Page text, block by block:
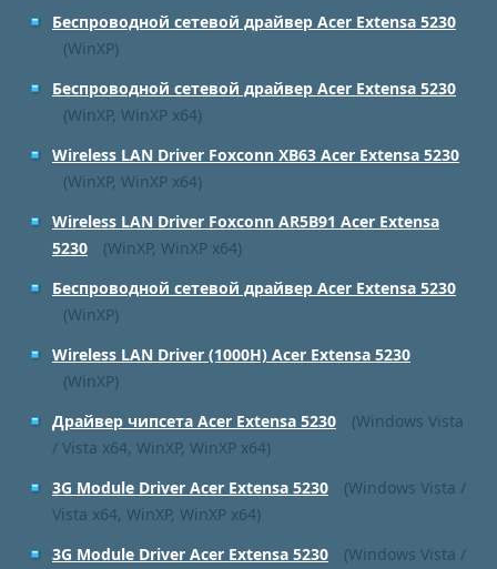
Беспроводной сетевой драйвер Acer Extensa 5230
(WinXP)
Беспроводной сетевой драйвер Acer Extensa 5230
(WinXP, WinXP x64)
Wireless LAN Driver Foxconn XB63 Acer Extensa 5230
(WinXP, WinXP x64)
Wireless LAN Driver Foxconn AR5B91 Acer Extensa
5230
(WinXP, WinXP x64)
Беспроводной сетевой драйвер Acer Extensa 5230
(WinXP)
Wireless LAN Driver (1000H) Acer Extensa 5230
(WinXP)
Драйвер чипсета Acer Extensa 5230
(Windows Vista
/ Vista x64, WinXP, WinXP x64)
3G Module Driver Acer Extensa 5230
(Windows Vista /
Vista x64, WinXP, WinXP x64)
3G Module Driver Acer Extensa 5230
(Windows Vista /